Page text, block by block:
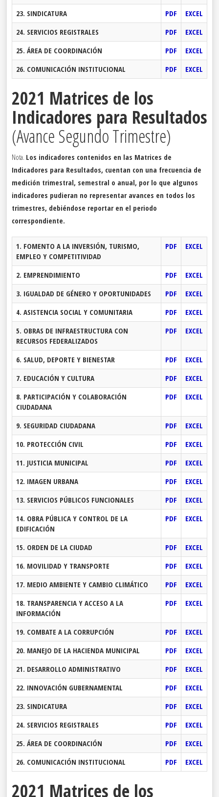
23. SINDICATURA
PDF
EXCEL
24. SERVICIOS REGISTRALES
PDF
EXCEL
25. ÁREA DE COORDINACIÓN
PDF
EXCEL
26. COMUNICACIÓN INSTITUCIONAL
PDF EXCEL
2021 Matrices de los
Indicadores para Resultados
(Avance Segundo Trimestre)
Nota. Los indicadores contenidos en las Matrices de
Indicadores para Resultados, cuentan con una frecuencia de
medición trimestral, semestral o anual, por lo que algunos
indicadores pudieran no representar avances en todos los
trimestres, debiéndose reportar en el periodo
correspondiente.
1. FOMENTO A LA INVERSIÓN, TURISMO,
EMPLEO Y COMPETITIVIDAD
PDF EXCEL
2. EMPRENDIMIENTO PDF
EXCEL
3. IGUALDAD DE GÉNERO Y OPORTUNIDADES
PDF
EXCEL
4. ASISTENCIA SOCIAL Y COMUNITARIA
PDF
EXCEL
5. OBRAS DE INFRAESTRUCTURA CON
RECURSOS FEDERALIZADOS
PDF EXCEL
6. SALUD, DEPORTE Y BIENESTAR PDF
EXCEL
7. EDUCACIÓN Y CULTURA
PDF
EXCEL
8. PARTICIPACIÓN Y COLABORACIÓN
CIUDADANA
PDF EXCEL
9. SEGURIDAD CIUDADANA PDF
EXCEL
10. PROTECCIÓN CIVIL
PDF
EXCEL
11. JUSTICIA MUNICIPAL
PDF
EXCEL
12. IMAGEN URBANA
PDF
EXCEL
13. SERVICIOS PÚBLICOS FUNCIONALES
PDF
EXCEL
14. OBRA PÚBLICA Y CONTROL DE LA
EDIFICACIÓN
PDF EXCEL
15. ORDEN DE LA CIUDAD PDF
EXCEL
16. MOVILIDAD Y TRANSPORTE
PDF
EXCEL
17. MEDIO AMBIENTE Y CAMBIO CLIMÁTICO
PDF
EXCEL
18. TRANSPARENCIA Y ACCESO A LA
INFORMACIÓN
PDF EXCEL
19. COMBATE A LA CORRUPCIÓN PDF
EXCEL
20. MANEJO DE LA HACIENDA MUNICIPAL
PDF
EXCEL
21. DESARROLLO ADMINISTRATIVO
PDF
EXCEL
22. INNOVACIÓN GUBERNAMENTAL
PDF
EXCEL
23. SINDICATURA
PDF
EXCEL
24. SERVICIOS REGISTRALES
PDF
EXCEL
25. ÁREA DE COORDINACIÓN
PDF
EXCEL
26. COMUNICACIÓN INSTITUCIONAL
PDF EXCEL
2021 Matrices de los